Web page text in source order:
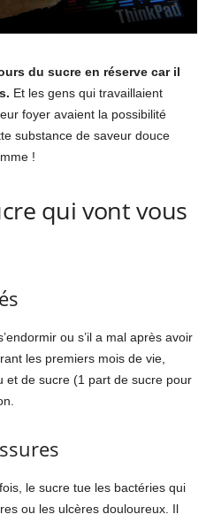
du sucre en réserve car il
Et les gens qui travaillaient
foyer avaient la possibilité
substance de saveur douce
!
qui vont vous
ou s’il a mal après avoir
les premiers mois de vie,
et de sucre (1 part de sucre pour
le sucre tue les bactéries qui
ou les ulcères douloureux. Il